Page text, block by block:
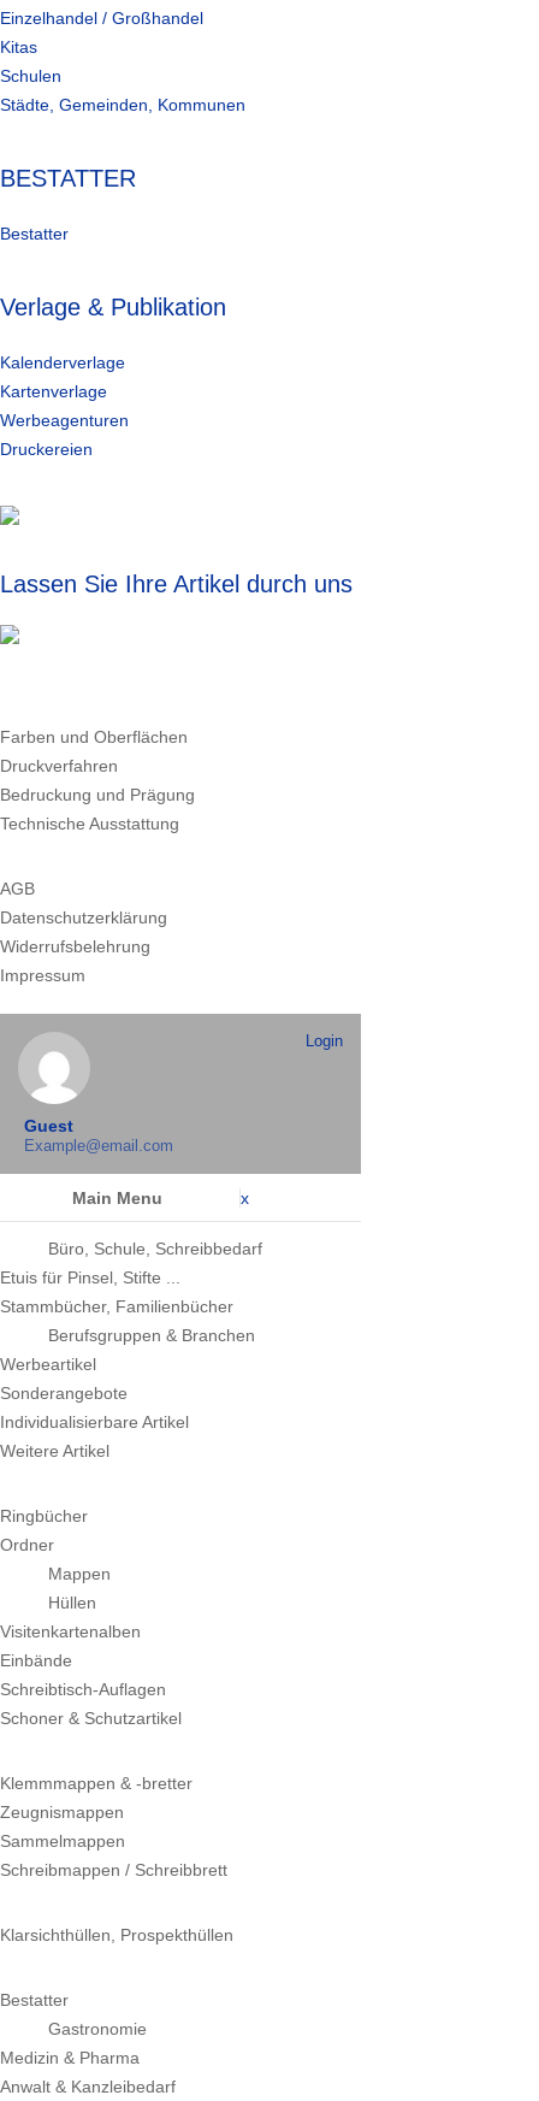
Einzelhandel / Großhandel
Kitas
Schulen
Städte, Gemeinden, Kommunen
BESTATTER
Bestatter
Verlage & Publikation
Kalenderverlage
Kartenverlage
Werbeagenturen
Druckereien
Lassen Sie Ihre Artikel durch uns individualisieren!
Farben und Oberflächen
Druckverfahren
Bedruckung und Prägung
Technische Ausstattung
AGB
Datenschutzerklärung
Widerrufsbelehrung
Impressum
Login
Guest
Example@email.com
Main Menu x
Büro, Schule, Schreibbedarf
Etuis für Pinsel, Stifte ...
Stammbücher, Familienbücher
Berufsgruppen & Branchen
Werbeartikel
Sonderangebote
Individualisierbare Artikel
Weitere Artikel
Ringbücher
Ordner
Mappen
Hüllen
Visitenkartenalben
Einbände
Schreibtisch-Auflagen
Schoner & Schutzartikel
Klemmmappen & -bretter
Zeugnismappen
Sammelmappen
Schreibmappen / Schreibbrett
Klarsichthüllen, Prospekthüllen
Bestatter
Gastronomie
Medizin & Pharma
Anwalt & Kanzleibedarf